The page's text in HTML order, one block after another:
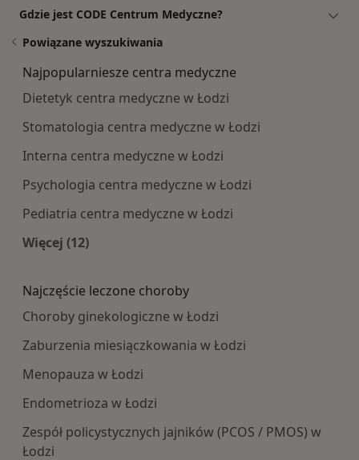
Gdzie jest CODE Centrum Medyczne?
Powiązane wyszukiwania
Najpopularniesze centra medyczne
Dietetyk centra medyczne w Łodzi
Stomatologia centra medyczne w Łodzi
Interna centra medyczne w Łodzi
Psychologia centra medyczne w Łodzi
Pediatria centra medyczne w Łodzi
Więcej (12)
Najczęście leczone choroby
Choroby ginekologiczne w Łodzi
Zaburzenia miesiączkowania w Łodzi
Menopauza w Łodzi
Endometrioza w Łodzi
Zespół policystycznych jajników (PCOS / PMOS) w
Łodzi